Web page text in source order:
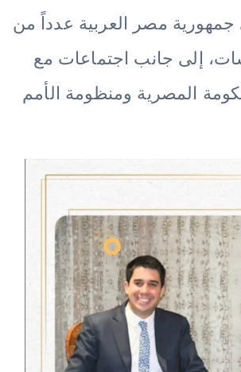
جمهورية مصر العربية عدداً من
إلى جانب اجتماعات مع
المصرية ومنظومة الأمم